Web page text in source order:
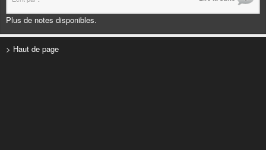
Plus de notes disponibles.
> Haut de page